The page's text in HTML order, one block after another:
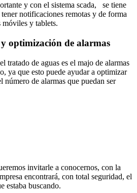
y con el sistema scada, se tiene
notificaciones remotas y de forma
móviles y tablets.
optimización de alarmas
tratado de aguas es el majo de alarmas
ya que esto puede ayudar a optimizar
número de alarmas que puedan ser
invitarle a conocernos, con la
encontrará, con total seguridad, el
estaba buscando.